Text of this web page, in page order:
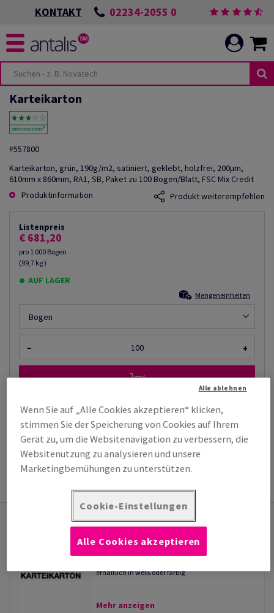
KONTAKT 02234-2055 0
Karteikarton
#557800
Karteikarton, grün, 190g/m2, satiniert, geklebt, holzfrei, 200µm,
610mm x 860mm, RA1, SB, Paket zu 100 Bogen/Blatt, FSC Mix Credit
Produktinformation
Produkt weiterempfehlen
Listenpreis
€ 681,20
pro 1 000 Bogen
(99,7 kg )
AUF LAGER
Mengeneinheiten
Bogen
− +
Muster bestellen
PRODUKTINFORMATION TECHNISCHES
DATENBLATT
Das könnte Sie auch interessieren
(5 Artikel)
erhältlich in weiß oder farbig
Mehr anzeigen
Wenn Sie auf „Alle Cookies akzeptieren“ klicken,
stimmen Sie der Speicherung von Cookies auf Ihrem
Gerät zu, um die Websitenavigation zu verbessern, die
Websitenutzung zu analysieren und unsere
Marketingbemühungen zu unterstützen.
Cookie-Einstellungen
Alle ablehnen
Alle Cookies akzeptieren